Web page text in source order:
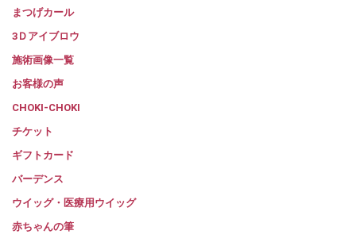
まつげカール
3Ｄアイブロウ
施術画像一覧
お客様の声
CHOKI-CHOKI
チケット
ギフトカード
バーデンス
ウイッグ・医療用ウイッグ
赤ちゃんの筆